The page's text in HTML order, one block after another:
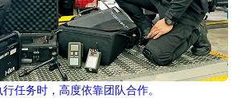
任务时，高度依靠团队合作。